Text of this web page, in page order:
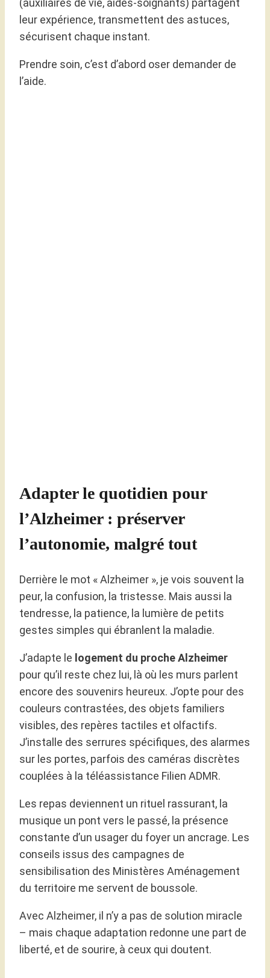
(auxiliaires de vie, aides-soignants) partagent
leur expérience, transmettent des astuces,
sécurisent chaque instant.
Prendre soin, c’est d’abord oser demander de
l’aide.
Adapter le quotidien pour
l’Alzheimer : préserver
l’autonomie, malgré tout
Derrière le mot « Alzheimer », je vois souvent la
peur, la confusion, la tristesse. Mais aussi la
tendresse, la patience, la lumière de petits
gestes simples qui ébranlent la maladie.
J’adapte le logement du proche Alzheimer
pour qu’il reste chez lui, là où les murs parlent
encore des souvenirs heureux. J’opte pour des
couleurs contrastées, des objets familiers
visibles, des repères tactiles et olfactifs.
J’installe des serrures spécifiques, des alarmes
sur les portes, parfois des caméras discrètes
couplées à la téléassistance Filien ADMR.
Les repas deviennent un rituel rassurant, la
musique un pont vers le passé, la présence
constante d’un usager du foyer un ancrage. Les
conseils issus des campagnes de
sensibilisation des Ministères Aménagement
du territoire me servent de boussole.
Avec Alzheimer, il n’y a pas de solution miracle
– mais chaque adaptation redonne une part de
liberté, et de sourire, à ceux qui doutent.